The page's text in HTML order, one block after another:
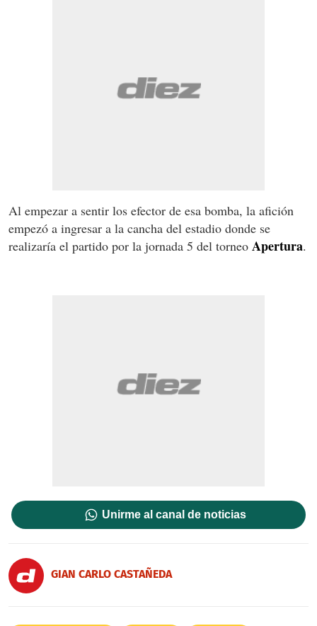
Al empezar a sentir los efector de esa bomba, la afición
empezó a ingresar a la cancha del estadio donde se
realizaría el partido por la jornada 5 del torneo Apertura.
Unirme al canal de noticias
GIAN CARLO CASTAÑEDA